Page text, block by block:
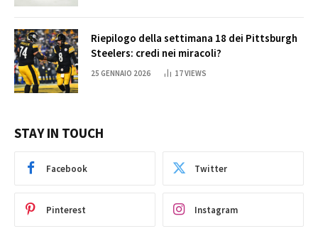
Riepilogo della settimana 18 dei Pittsburgh
Steelers: credi nei miracoli?
25 GENNAIO 2026 17VIEWS
STAY IN TOUCH
Facebook Twitter
Pinterest Instagram